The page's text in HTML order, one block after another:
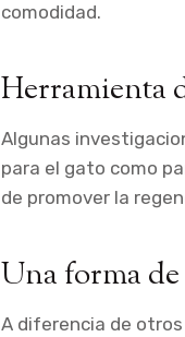
comodidad.
Herramienta
Algunas
para el gato como
de promover la
Una forma
A diferencia de